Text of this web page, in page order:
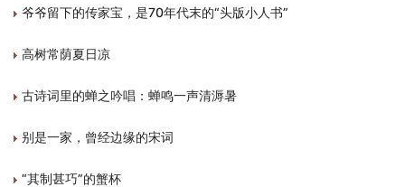
爷爷留下的传家宝，是70年代末的“头版小人书”
高树常荫夏日凉
古诗词里的蝉之吟唱：蝉鸣一声清溽暑
别是一家，曾经边缘的宋词
“其制甚巧”的蟹杯